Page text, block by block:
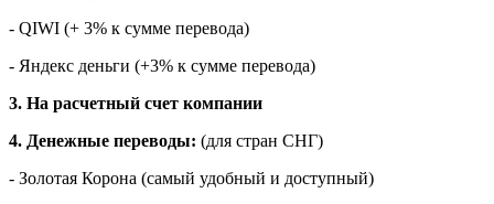
- QIWI (+ 3% к сумме перевода)
- Яндекс деньги (+3% к сумме перевода)
3. На расчетный счет компании
4. Денежные переводы: (для стран СНГ)
- Золотая Корона (самый удобный и доступный)